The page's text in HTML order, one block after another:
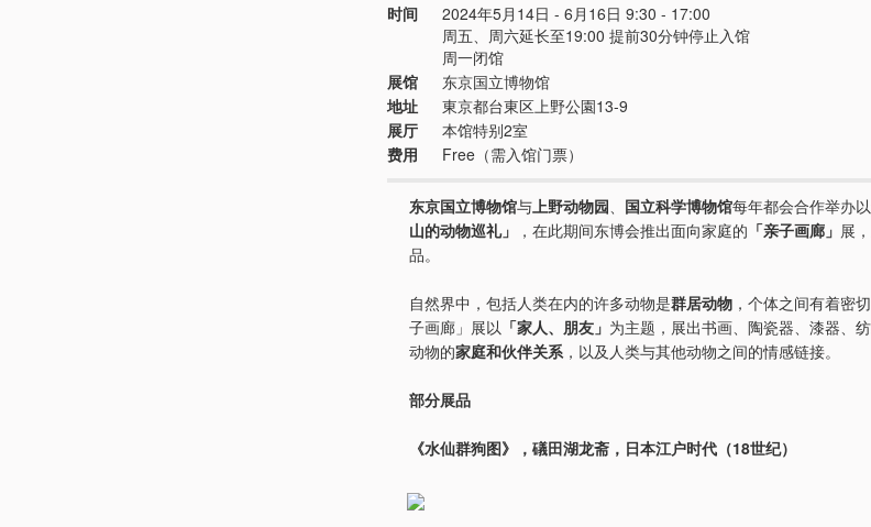
时间
2024年5月14日 - 6月16日 9:30 - 17:00
周五、周六延长至19:00 提前30分钟停止入馆
周一闭馆
展馆
东京国立博物馆
地址
東京都台東区上野公園13-9
展厅
本馆特别2室
费用
Free（需入馆门票）
东京国立博物馆与 上野动物园 国立科学博物馆每年都会合作举办
山的动物巡礼」
，在此期间东博会推出面向家庭的 「亲子画廊」 展
品。
自然界中，包括人类在内的许多动物是群居动物 ，个体之间有着密
子画廊」展以 「家人、朋友」 为主题，展出书画、陶瓷器、漆器、
动物的家庭和伙伴关系 ，以及人类与其他动物之间的情感链接。
部分展品
《水仙群狗图》，礒田湖龙斋，日本江户时代（18世纪）